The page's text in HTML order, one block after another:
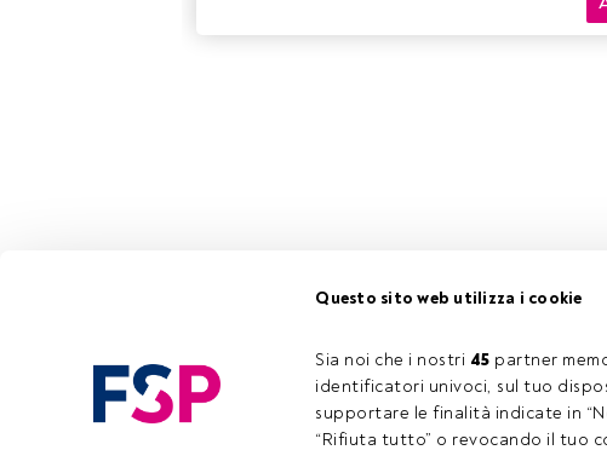
Questo sito web utilizza i cookie
Sia noi che i nostri 45 partner
identificatori univoci, sul tuo
supportare le finalità indicate in
“Rifiuta tutto” o revocando il tuo